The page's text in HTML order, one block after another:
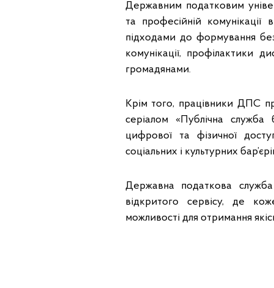
Державним податковим
та професійній комунікації
підходами до формування
комунікації, профілактики
громадянами.
Крім того, працівники ДПС
серіалом «Публічна
цифрової та фізичної
соціальних і культурних
Державна податкова
відкритого сервісу, де
можливості для отримання